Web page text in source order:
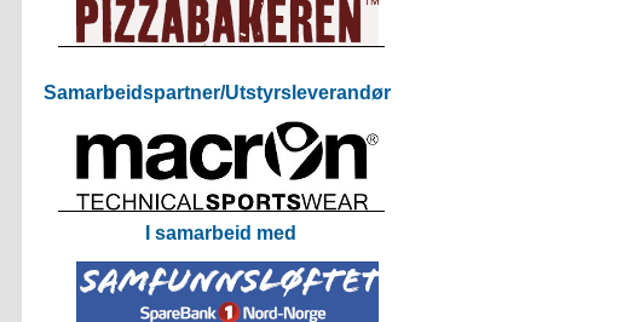
Samarbeidspartner/Utstyrsleverandør
I samarbeid med